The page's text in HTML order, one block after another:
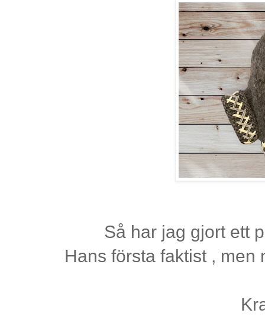
Så har jag gjort ett
Hans första faktist ,